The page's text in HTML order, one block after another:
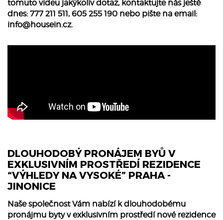
tomuto videu jakýkoliv dotaz, kontaktujte nás ještě
dnes: 777 211 511, 605 255 190 nebo pište na email:
info@housein.cz.
DLOUHODOBÝ PRONÁJEM BYŮ V
EXKLUSIVNÍM PROSTŘEDÍ REZIDENCE
“VÝHLEDY NA VYSOKÉ” PRAHA -
JINONICE
Naše společnost Vám nabízí k dlouhodobému
pronájmu byty v exklusivním prostředí nové rezidence